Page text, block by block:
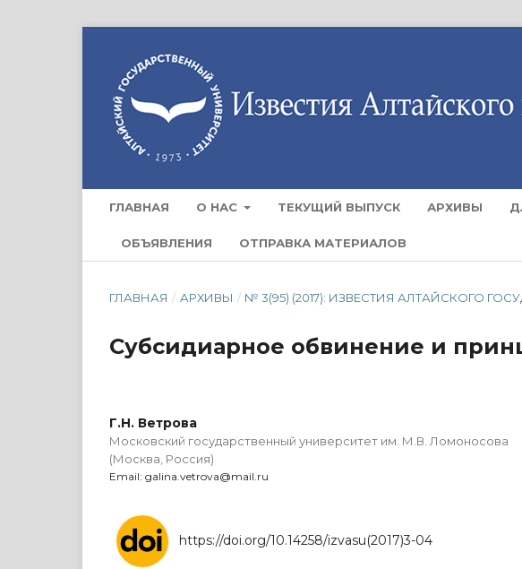
ГЛАВНАЯ О НАС ТЕКУЩИЙ ВЫПУСК АРХИВЫ
ОБЪЯВЛЕНИЯ ОТПРАВКА МАТЕРИАЛОВ
ГЛАВНАЯ / АРХИВЫ / № 3(95) (2017): ИЗВЕСТИЯ АЛТАЙСКОГО
Субсидиарное обвинение и
Г.Н. Ветрова
Московский государственный университет им. М.В. Ломоносова
(Москва, Россия)
Email: galina.vetrova@mail.ru
https://doi.org/10.14258/izvasu(2017)3-04